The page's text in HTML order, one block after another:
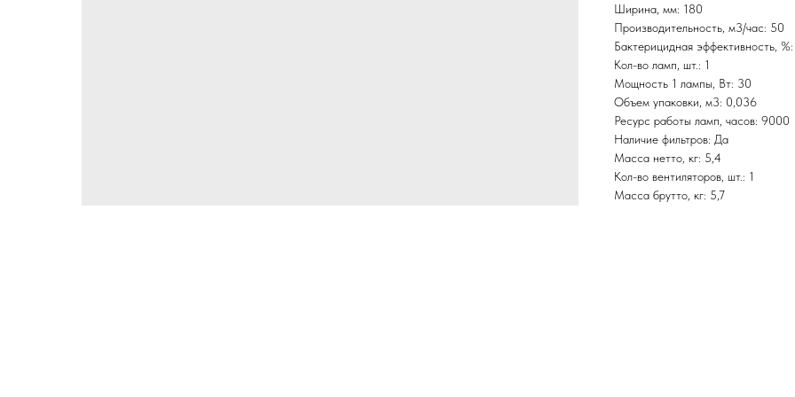
Ширина, мм: 180
Производительность, м3/час: 50
Бактерицидная эффективность,
Кол-во ламп, шт.: 1
Мощность 1 лампы, Вт: 30
Объем упаковки, м3: 0,036
Ресурс работы ламп, часов: 9000
Наличие фильтров: Да
Масса нетто, кг: 5,4
Кол-во вентиляторов, шт.: 1
Масса брутто, кг: 5,7